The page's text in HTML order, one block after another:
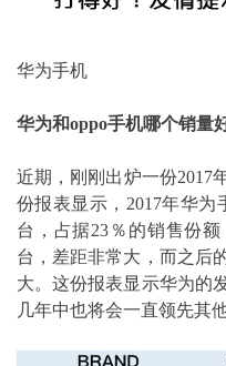
华为手机
华为和oppo手机哪个销量
近期，刚刚出炉一份2017
份报表显示，2017年华为
台，占据23％的销售份
台，差距非常大，而之后
大。这份报表显示华为的
几年中也将会一直领先其